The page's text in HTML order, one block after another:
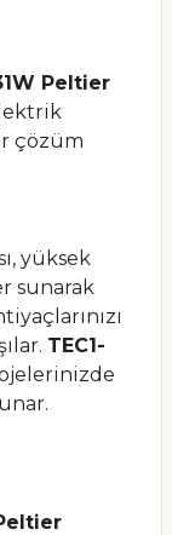
Peltier
çözüm
yüksek
sunarak
TEC1-